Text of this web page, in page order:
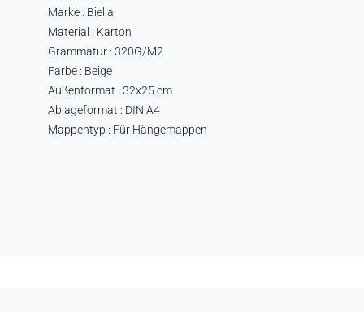
Marke : Biella
Material : Karton
Grammatur : 320G/M2
Farbe : Beige
Außenformat : 32x25 cm
Ablageformat : DIN A4
Mappentyp : Für Hängemappen